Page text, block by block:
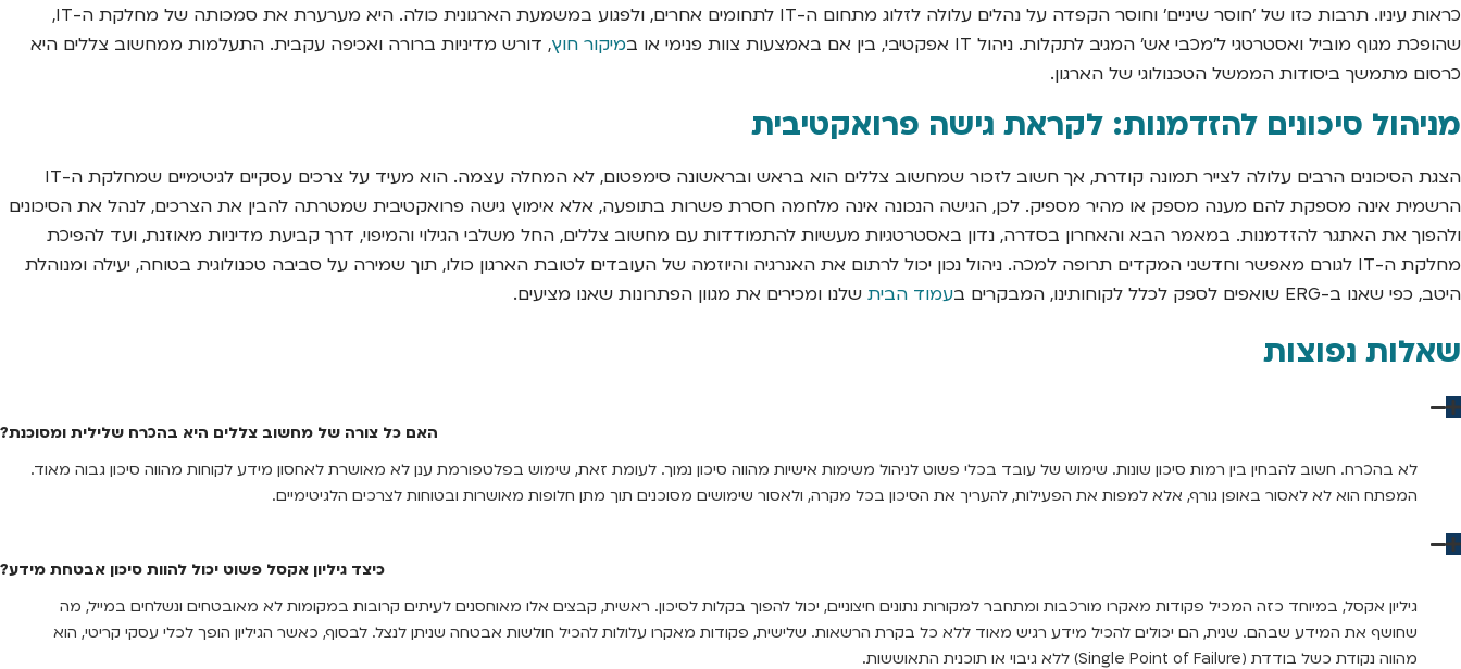
כראות עיניו. תרבות כזו של 'חוסר שיניים' וחוסר הקפדה על נהלים עלולה לזלוג מתחום ה-IT לתחומים אחרים, ולפגוע במשמעת הארגונית כולה. היא מערערת את סמכותה של מחלקת ה-IT,
שהופכת מגוף מוביל ואסטרטגי ל'מכבי אש' המגיב לתקלות. ניהול IT אפקטיבי, בין אם באמצעות צוות פנימי או ב
מיקור חוץ, דורש מדיניות ברורה ואכיפה עקבית. התעלמות ממחשוב צללים היא
כרסום מתמשך ביסודות הממשל הטכנולוגי של הארגון.
מניהול סיכונים להזדמנות: לקראת גישה פרואקטיבית
הצגת הסיכונים הרבים עלולה לצייר תמונה קודרת, אך חשוב לזכור שמחשוב צללים הוא בראש ובראשונה סימפטום, לא המחלה עצמה. הוא מעיד על צרכים עסקיים לגיטימיים שמחלקת ה-IT
הרשמית אינה מספקת להם מענה מספק או מהיר מספיק. לכן, הגישה הנכונה אינה מלחמה חסרת פשרות בתופעה, אלא אימוץ גישה פרואקטיבית שמטרתה להבין את הצרכים, לנהל את הסיכונים
ולהפוך את האתגר להזדמנות. במאמר הבא והאחרון בסדרה, נדון באסטרטגיות מעשיות להתמודדות עם מחשוב צללים, החל משלבי הגילוי והמיפוי, דרך קביעת מדיניות מאוזנת, ועד להפיכת
מחלקת ה-IT לגורם מאפשר וחדשני המקדים תרופה למכה. ניהול נכון יכול לרתום את האנרגיה והיוזמה של העובדים לטובת הארגון כולו, תוך שמירה על סביבה טכנולוגית בטוחה, יעילה ומנוהלת
היטב, כפי שאנו ב-ERG שואפים לספק לכלל לקוחותינו, המבקרים ב
עמוד הבית שלנו ומכירים את מגוון הפתרונות שאנו מציעים.
שאלות נפוצות
האם כל צורה של מחשוב צללים היא בהכרח שלילית ומסוכנת?
לא בהכרח. חשוב להבחין בין רמות סיכון שונות. שימוש של עובד בכלי פשוט לניהול משימות אישיות מהווה סיכון נמוך. לעומת זאת, שימוש בפלטפורמת ענן לא מאושרת לאחסון מידע לקוחות מהווה סיכון גבוה מאוד.
המפתח הוא לא לאסור באופן גורף, אלא למפות את הפעילות, להעריך את הסיכון בכל מקרה, ולאסור שימושים מסוכנים תוך מתן חלופות מאושרות ובטוחות לצרכים הלגיטימיים.
כיצד גיליון אקסל פשוט יכול להוות סיכון אבטחת מידע?
גיליון אקסל, במיוחד כזה המכיל פקודות מאקרו מורכבות ומתחבר למקורות נתונים חיצוניים, יכול להפוך בקלות לסיכון. ראשית, קבצים אלו מאוחסנים לעיתים קרובות במקומות לא מאובטחים ונשלחים במייל, מה
שחושף את המידע שבהם. שנית, הם יכולים להכיל מידע רגיש מאוד ללא כל בקרת הרשאות. שלישית, פקודות מאקרו עלולות להכיל חולשות אבטחה שניתן לנצל. לבסוף, כאשר הגיליון הופך לכלי עסקי קריטי, הוא
מהווה נקודת כשל בודדת (Single Point of Failure) ללא גיבוי או תוכנית התאוששות.